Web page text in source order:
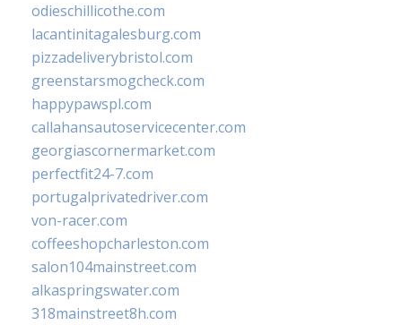
odieschillicothe.com
lacantinitagalesburg.com
pizzadeliverybristol.com
greenstarsmogcheck.com
happypawspl.com
callahansautoservicecenter.com
georgiascornermarket.com
perfectfit24-7.com
portugalprivatedriver.com
von-racer.com
coffeeshopcharleston.com
salon104mainstreet.com
alkaspringswater.com
318mainstreet8h.com